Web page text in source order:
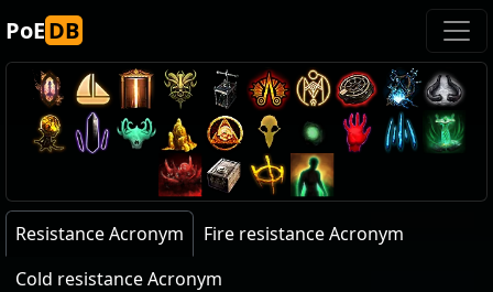
PoEDB
Resistance Acronym
Fire resistance Acronym
Cold resistance Acronym